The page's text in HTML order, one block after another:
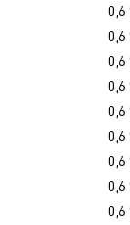
0,6
0,6
0,6
0,6
0,6
0,6
0,6
0,6
0,6